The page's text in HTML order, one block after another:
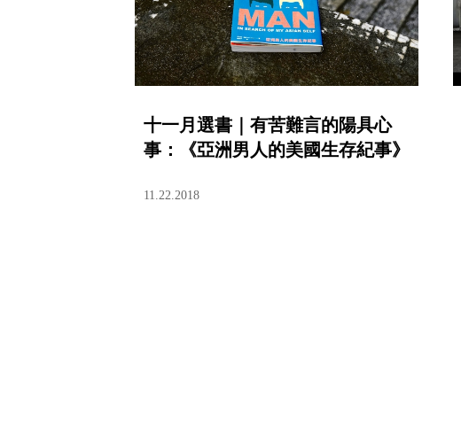
十一月選書｜有苦難言的陽具心
事：《亞洲男人的美國生存紀事》
11.22.2018